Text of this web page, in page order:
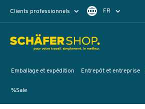
Clients professionnels FR
Emballage et expédition Entrepôt et entreprise
%Sale